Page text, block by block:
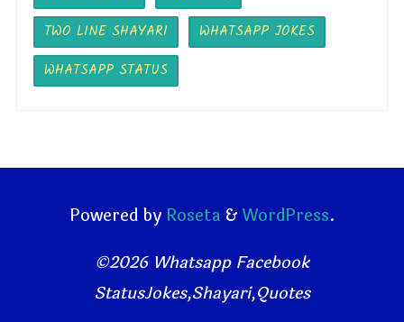
TWO LINE SHAYARI
WHATSAPP JOKES
WHATSAPP STATUS
Powered byRoseta & WordPress.
©2026 Whatsapp Facebook
StatusJokes,Shayari,Quotes